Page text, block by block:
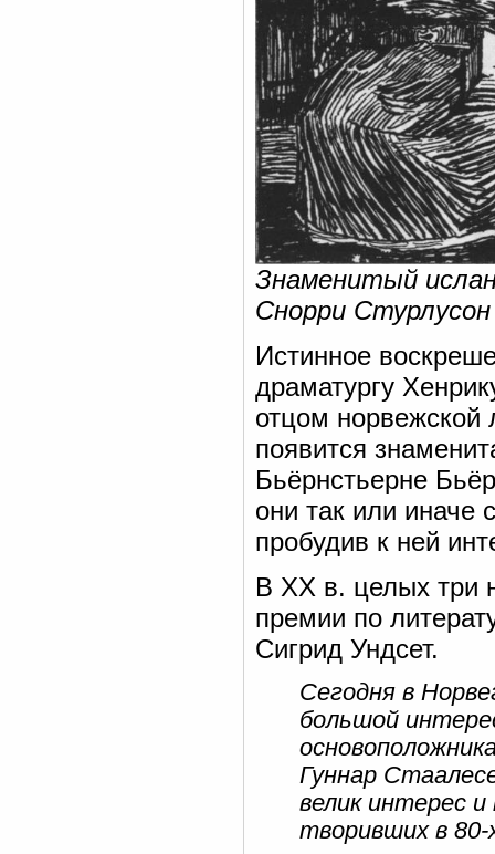
Знаменитый
Снорри Стурлусон
Истинное
драматургу
отцом норвежской
появится
Бьёрнстьерне
они так или иначе
пробудив к ней
В XX в. целых три
премии по
Сигрид Ундсет.
Сегодня в
большой
Гуннар
велик интерес
творивших в 80-